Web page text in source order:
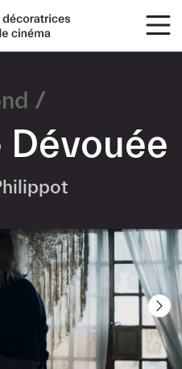
Dévouée